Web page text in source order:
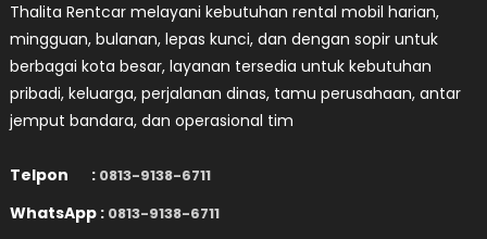
Thalita Rentcar melayani kebutuhan rental mobil harian,
mingguan, bulanan, lepas kunci, dan dengan sopir untuk
berbagai kota besar, layanan tersedia untuk kebutuhan
pribadi, keluarga, perjalanan dinas, tamu perusahaan, antar
jemput bandara, dan operasional tim
Telpon : 0813-9138-6711
WhatsApp : 0813-9138-6711